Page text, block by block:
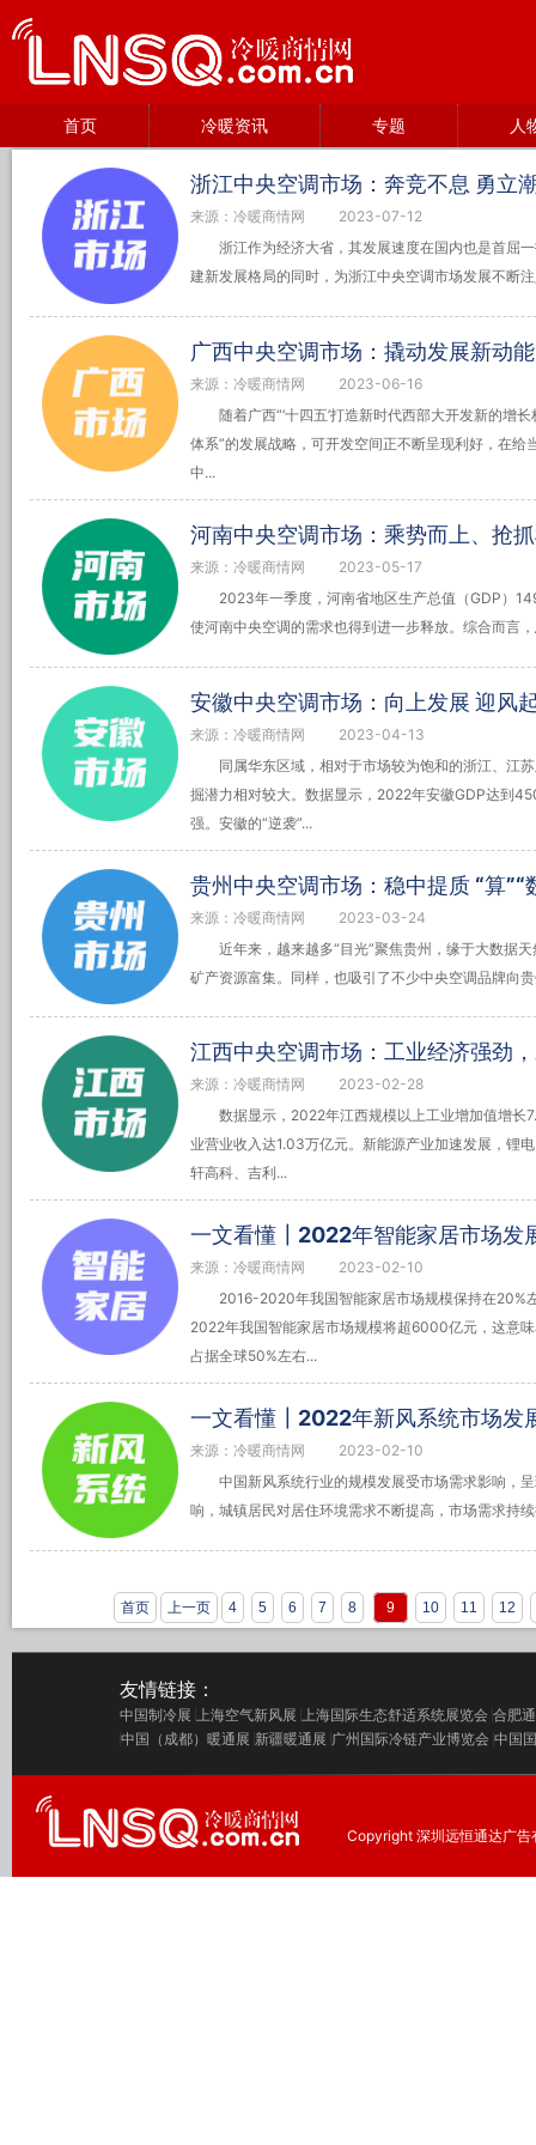
首页 冷暖资讯 专题 人
浙江中央空调市场：奔竞不息 勇立
来源：冷暖商情网
2023-07-12
浙江作为经济大省，其发展速度在国内也是首屈
建新发展格局的同时，为浙江中央空调市场发展不断
广西中央空调市场：撬动发展新动
来源：冷暖商情网
2023-06-16
随着广西“‘十四五’打造新时代西部大开发新的增
体系”的发展战略，可开发空间正不断呈现利好，在
中...
河南中央空调市场：乘势而上、抢
来源：冷暖商情网
2023-05-17
2023年一季度，河南省地区生产总值（GDP）
使河南中央空调的需求也得到进一步释放。综合而言
安徽中央空调市场：向上发展 迎风
来源：冷暖商情网
2023-04-13
同属华东区域，相对于市场较为饱和的浙江、江
掘潜力相对较大。数据显示，2022年安徽GDP达到
强。安徽的“逆袭”...
贵州中央空调市场：稳中提质 “算”“
来源：冷暖商情网
2023-03-24
近年来，越来越多“目光”聚焦贵州，缘于大数据
矿产资源富集。同样，也吸引了不少中央空调品牌向
江西中央空调市场：工业经济强劲
来源：冷暖商情网
2023-02-28
数据显示，2022年江西规模以上工业增加值增长
业营业收入达1.03万亿元。新能源产业加速发展，锂
轩高科、吉利...
一文看懂┃2022年智能家居市场发
来源：冷暖商情网
2023-02-10
2016-2020年我国智能家居市场规模保持在20%
2022年我国智能家居市场规模将超6000亿元，这意
占据全球50%左右...
一文看懂┃2022年新风系统市场发
来源：冷暖商情网
2023-02-10
中国新风系统行业的规模发展受市场需求影响，
响，城镇居民对居住环境需求不断提高，市场需求持
首页 上一页 4 5 6 7 8 9 10 11 12
友情链接：
中国制冷展 上海空气新风展 上海国际生态舒适系统展览会 合肥
中国（成都）暖通展 新疆暖通展 广州国际冷链产业博览会 中国
Copyright 深圳远恒通达广告